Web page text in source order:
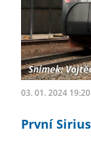
03. 01. 2024 19:20
První